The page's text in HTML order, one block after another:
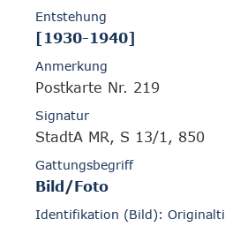
Entstehung
[1930-1940]
Anmerkung
Postkarte Nr. 219
Signatur
StadtA MR, S 13/1, 850
Gattungsbegriff
Bild/Foto
Identifikation (Bild):